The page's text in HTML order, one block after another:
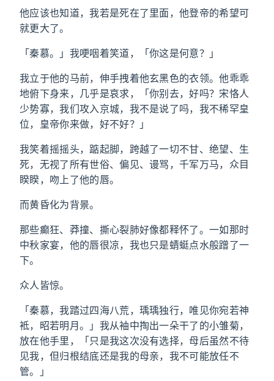
他应该也知道，我若是死在了里面，他登帝的希望可
就更大了。
「秦慕。」我哽咽着笑道，「你这是何意？」
我立于他的马前，伸手拽着他玄黑色的衣领。他乖乖
地俯下身来，几乎是哀求，「你别去，好吗？宋恪人
少势寡，我们攻入京城，我不是说了吗，我不稀罕皇
位，皇帝你来做，好不好？」
我笑着摇摇头，踮起脚，跨越了一切不甘、绝望、生
死，无视了所有世俗、偏见、谩骂，千军万马，众目
睽睽，吻上了他的唇。
而黄昏化为背景。
那些癫狂、莽撞、撕心裂肺好像都释怀了。一如那时
中秋家宴，他的唇很凉，我也只是蜻蜓点水般蹭了一
下。
众人皆惊。
「秦慕，我踏过四海八荒，瑀瑀独行，唯见你宛若神
袛，昭若明月。」我从袖中掏出一朵干了的小雏菊，
放在他手里，「只是我这次没有选择，母后虽然不待
见我，但归根结底还是我的母亲，我不可能放任不
管。」